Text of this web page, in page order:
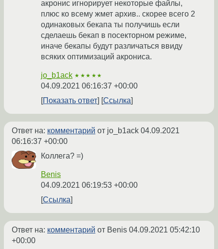
акронис игнорирует некоторые файлы,
плюс ко всему жмет архив.. скорее всего 2
одинаковых бекапа ты получишь если
сделаешь бекап в посекторном режиме,
иначе бекапы будут различаться ввиду
всяких оптимизаций акрониса.
jo_b1ack ★★★★★
04.09.2021 06:16:37 +00:00
Показать ответ
Ссылка
Ответ на: комментарий от jo_b1ack 04.09.2021
06:16:37 +00:00
Коллега? =)
Benis
04.09.2021 06:19:53 +00:00
Ссылка
Ответ на: комментарий от Benis 04.09.2021 05:42:10
+00:00